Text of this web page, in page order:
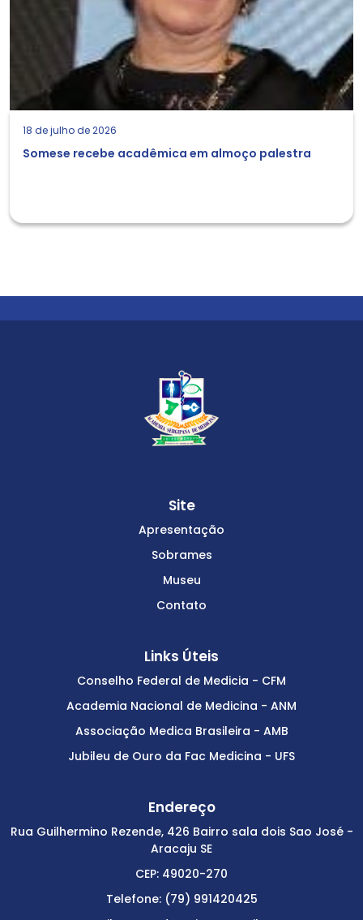
18 de julho de 2026
Somese recebe acadêmica em almoço palestra
Site
Apresentação
Sobrames
Museu
Contato
Links Úteis
Conselho Federal de Medicia - CFM
Academia Nacional de Medicina - ANM
Associação Medica Brasileira - AMB
Jubileu de Ouro da Fac Medicina - UFS
Endereço
Rua Guilhermino Rezende, 426 Bairro sala dois Sao José -
Aracaju SE
CEP: 49020-270
Telefone: (79) 991420425